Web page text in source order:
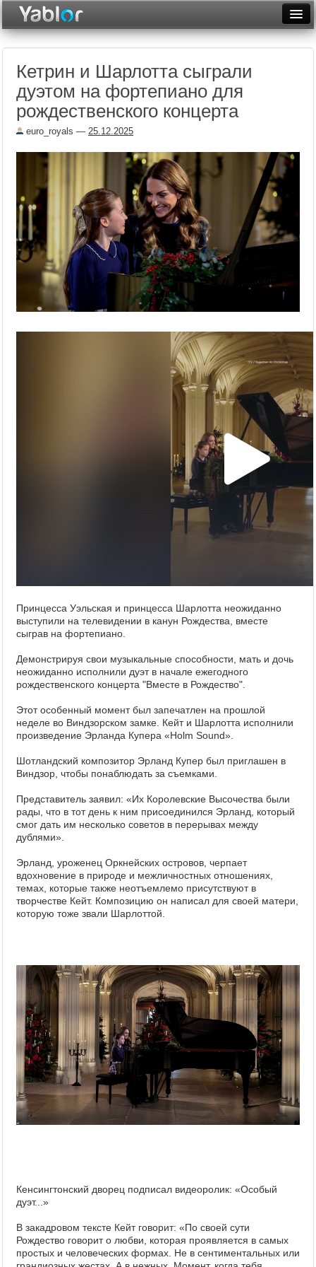
Неделя
Месяц
Архив
Фототоп
Видеотоп
Кетрин и Шарлотта сыграли
дуэтом на фортепиано для
рождественского концерта
euro_royals — 25.12.2025
Принцесса Уэльская и принцесса Шарлотта неожиданно
выступили на телевидении в канун Рождества, вместе
сыграв на фортепиано.
Демонстрируя свои музыкальные способности, мать и дочь
неожиданно исполнили дуэт в начале ежегодного
рождественского концерта "Вместе в Рождество".
Этот особенный момент был запечатлен на прошлой
неделе во Виндзорском замке. Кейт и Шарлотта исполнили
произведение Эрланда Купера «Holm Sound».
Шотландский композитор Эрланд Купер был приглашен в
Виндзор, чтобы понаблюдать за съемками.
Представитель заявил: «Их Королевские Высочества были
рады, что в тот день к ним присоединился Эрланд, который
смог дать им несколько советов в перерывах между
дублями».
Эрланд, уроженец Оркнейских островов, черпает
вдохновение в природе и межличностных отношениях,
темах, которые также неотъемлемо присутствуют в
творчестве Кейт. Композицию он написал для своей матери,
которую тоже звали Шарлоттой.
Кенсингтонский дворец подписал видеоролик: «Особый
дуэт...»
В закадровом тексте Кейт говорит: «По своей сути
Рождество говорит о любви, которая проявляется в самых
простых и человеческих формах. Не в сентиментальных или